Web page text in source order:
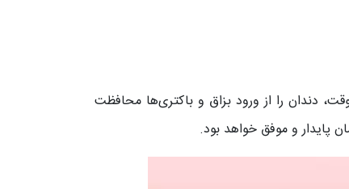
دندان را از ورود بزاق و باکتری‌ها محافظت
پایدار و موفق خواهد بود.